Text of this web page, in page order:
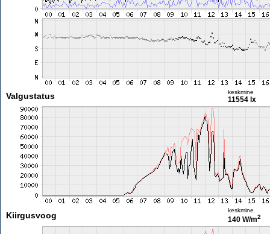
Valgustatus keskmine
11554 lx
Kiirgusvoog
keskmine
140 W/m2